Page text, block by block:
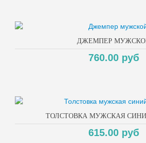
ДЖЕМПЕР
760.00 руб
ТОЛСТОВКА МУЖСКАЯ
615.00 руб